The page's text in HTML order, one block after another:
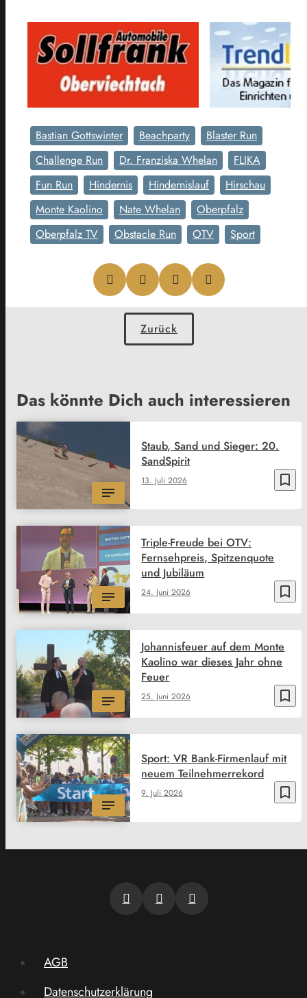
Bastian Gottswinter Beachparty
Blaster Run
Challenge Run
Dr. Franziska Whelan
FLIKA
Fun Run
Hindernis Hindernislauf
Hirschau
Monte Kaolino
Nate Whelan
Oberpfalz
Oberpfalz TV
Obstacle Run OTV Sport
Zurück
Das könnte Dich auch interessieren
bookmark_border
13. Juli 2026
Staub, Sand und Sieger: 20.
SandSpirit
bookmark_border
24. Juni 2026
Triple-Freude bei OTV:
Fernsehpreis, Spitzenquote
und Jubiläum
bookmark_border
25. Juni 2026
Johannisfeuer auf dem Monte
Kaolino war dieses Jahr ohne
Feuer
bookmark_border
9. Juli 2026
Sport: VR Bank-Firmenlauf mit
neuem Teilnehmerrekord
AGB
Datenschutzerklärung